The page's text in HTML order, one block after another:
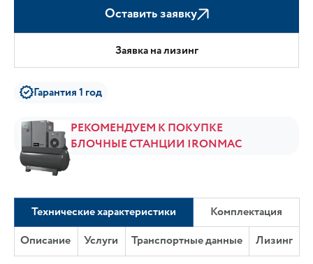
Оставить заявку
Заявка на лизинг
Гарантия 1 год
РЕКОМЕНДУЕМ К ПОКУПКЕ
БЛОЧНЫЕ СТАНЦИИ IRONMAC
Технические характеристики
Комплектация
Описание
Услуги Транспортные данные Лизинг